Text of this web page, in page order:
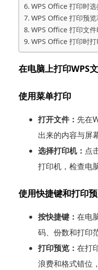
WPS Office 打印时
WPS Office 打印预
WPS Office 打印文件
WPS Office 打印时
在电脑上打印WPS
使用菜单打印
打开文件： 先在
出来的内容与屏
选择打印机： 点
打印机，检查电
使用快捷键和打印
按快捷键： 在电
码、份数和打印
打印预览： 在打
浪费和格式错位